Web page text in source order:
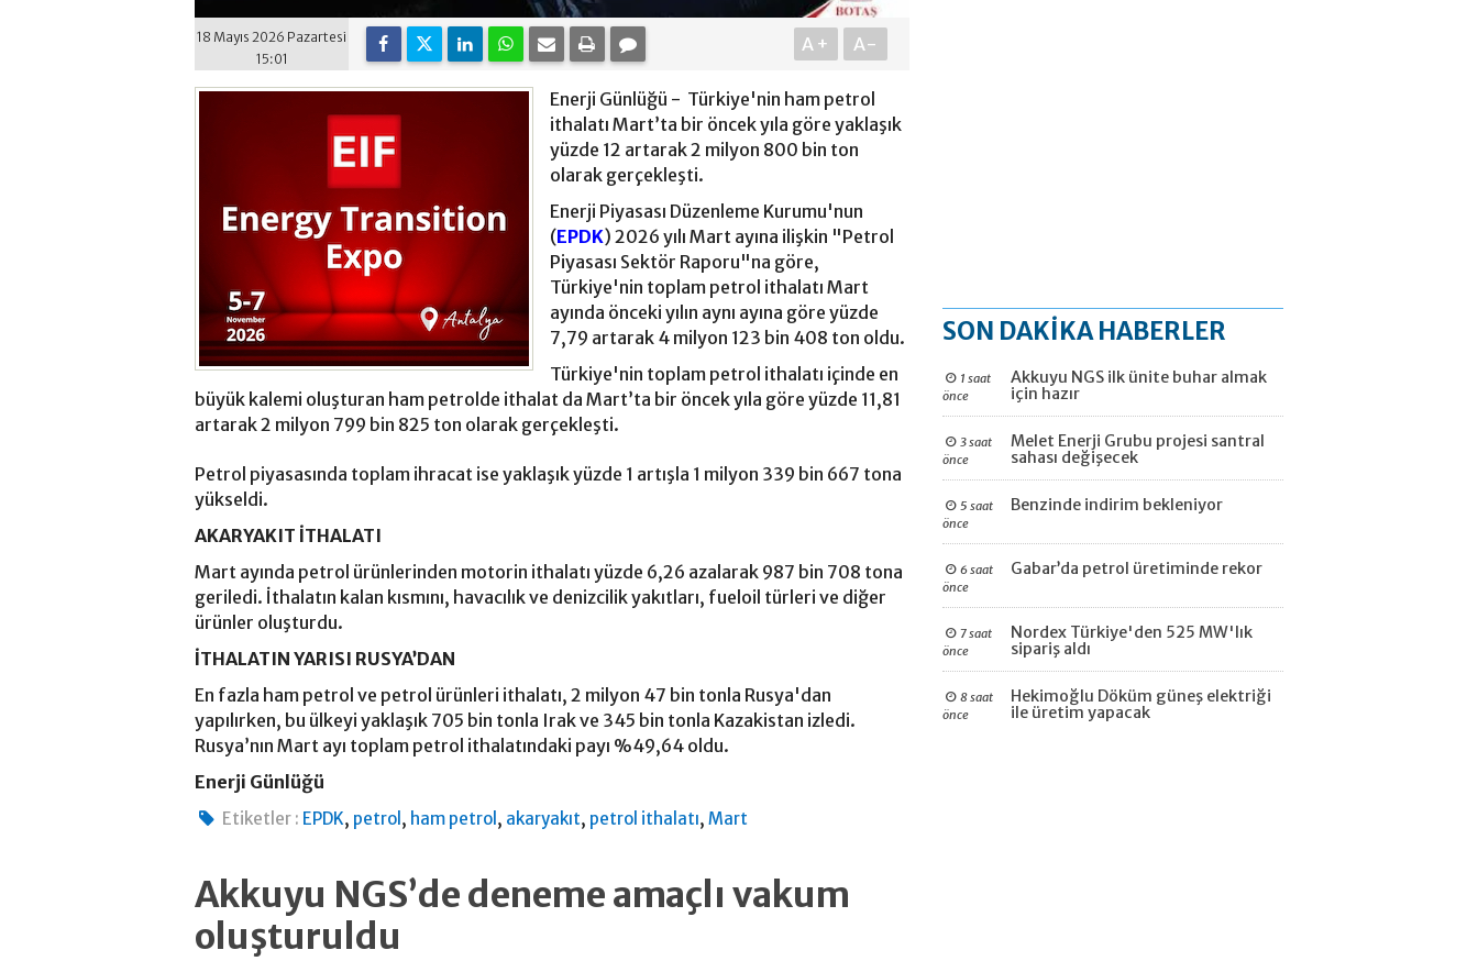
18 Mayıs 2026 Pazartesi
15:01
A+ A-
Enerji Günlüğü - Türkiye'nin ham petrol
ithalatı Mart’ta bir öncek yıla göre yaklaşık
yüzde 12 artarak 2 milyon 800 bin ton
olarak gerçekleşti.
Enerji Piyasası Düzenleme Kurumu'nun
(EPDK) 2026 yılı Mart ayına ilişkin "Petrol
Piyasası Sektör Raporu"na göre,
Türkiye'nin toplam petrol ithalatı Mart
ayında önceki yılın aynı ayına göre yüzde
7,79 artarak 4 milyon 123 bin 408 ton oldu.
Türkiye'nin toplam petrol ithalatı içinde en
büyük kalemi oluşturan ham petrolde ithalat da Mart’ta bir öncek yıla göre yüzde 11,81
artarak 2 milyon 799 bin 825 ton olarak gerçekleşti.
Petrol piyasasında toplam ihracat ise yaklaşık yüzde 1 artışla 1 milyon 339 bin 667 tona
yükseldi.
AKARYAKIT İTHALATI
Mart ayında petrol ürünlerinden motorin ithalatı yüzde 6,26 azalarak 987 bin 708 tona
geriledi. İthalatın kalan kısmını, havacılık ve denizcilik yakıtları, fueloil türleri ve diğer
ürünler oluşturdu.
İTHALATIN YARISI RUSYA’DAN
En fazla ham petrol ve petrol ürünleri ithalatı, 2 milyon 47 bin tonla Rusya'dan
yapılırken, bu ülkeyi yaklaşık 705 bin tonla Irak ve 345 bin tonla Kazakistan izledi.
Rusya’nın Mart ayı toplam petrol ithalatındaki payı %49,64 oldu.
Enerji Günlüğü
Etiketler : EPDK, petrol , ham petrol , akaryakıt, petrol ithalatı,Mart
Akkuyu NGS’de deneme amaçlı vakum
oluşturuldu
SON DAKİKA HABERLER
1 saat
önce
Akkuyu NGS ilk ünite buhar almak
için hazır
3 saat
önce
Melet Enerji Grubu projesi santral
sahası değişecek
5 saat
önce
Benzinde indirim bekleniyor
6 saat
önce
Gabar’da petrol üretiminde rekor
7 saat
önce
Nordex Türkiye'den 525 MW'lık
sipariş aldı
8 saat
önce
Hekimoğlu Döküm güneş elektriği
ile üretim yapacak